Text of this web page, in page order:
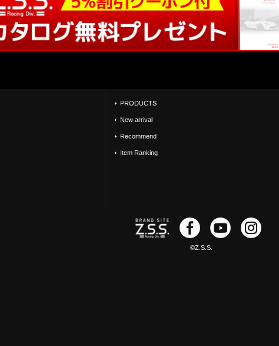
PRODUCTS
New arrival
Recommend
Item Ranking
©Z.S.S.